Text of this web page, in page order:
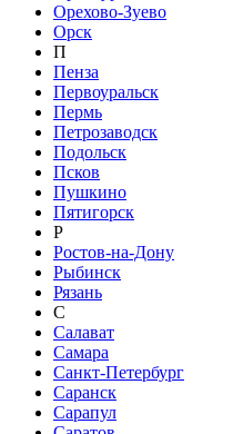
Орехово-Зуево
Орск
П
Пенза
Первоуральск
Пермь
Петрозаводск
Подольск
Псков
Пушкино
Пятигорск
Р
Ростов-на-Дону
Рыбинск
Рязань
С
Салават
Самара
Санкт-Петербург
Саранск
Сарапул